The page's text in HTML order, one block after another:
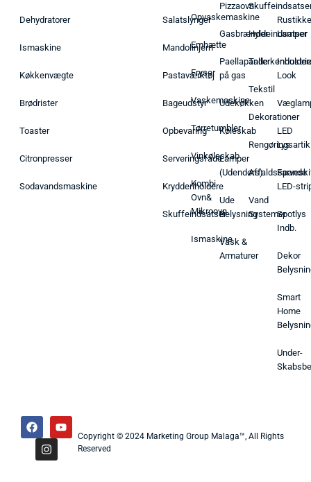
Dehydratorer
Ismaskine
Køkkenvægte
Brødrister
Toaster
Citronpresser
Sodavandsmaskine
Salatslynger
Mandolinjern
Pastaværktøj
Bageudstyr
Opbevaring
Serveringsfade
Krydderiholdere
Skuffeindsatser
Opvaskemaskine
Emhætte
Fryser
Vaskemaskine
Tørretumbler
Vinkøleskab
Kombi
Ovn&
Mikroovn
Ismaskine
Pizzaovn
Gasbrænder
Paellapande
på gas
Udekøkken
Køleskab
Lamper
(Udendørs)
Ude
Belysning
Vask &
Armaturer
Hyldeindsatser
Tekstil
Dekorationer
Affaldsspande
Vand
Systemer
Rustikke
Lamper
Look
LED
Lys
LED-
Spotlys
Indb.
Dekor
Smart
Home
Under-
Copyright © 2024 Marketing Group Malaga™, All Rights
Reserved